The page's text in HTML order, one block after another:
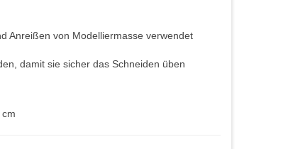
Anreißen von Modelliermasse verwendet
damit sie sicher das Schneiden üben